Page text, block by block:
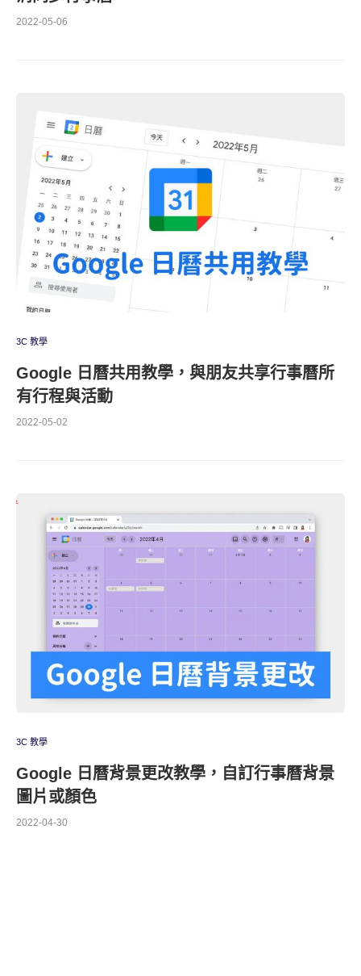
2022-05-06
3C 教學
Google 日曆共用教學，與朋友共享行事曆所
有行程與活動
2022-05-02
3C 教學
Google 日曆背景更改教學，自訂行事曆背景
圖片或顏色
2022-04-30